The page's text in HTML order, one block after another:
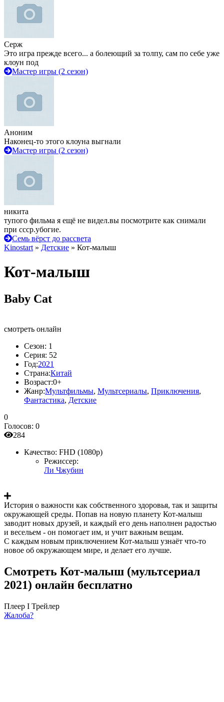
Серж
Это игра прежде всего... а болеющий за толпу, сам по себе уже
клоун под
Мастер игры (2 сезон)
Аноним
Наконец-то этого клоуна выгнали
Мастер игры (2 сезон)
никита
тупого фильма я ещё не видел.вы посмотрите как снимали
при ссср.убогие.
Семь вёрст до рассвета
Kinostart » Детские » Кот-малыш
Кот-малыш
Baby Cat
смотреть онлайн
Сезон: 1
Серия: 52
Год:2021
Страна:Китай
Возраст:0+
Жанр:Мультфильмы, Мультсериалы, Приключения,
Фантастика, Детские
0
Голосов: 0
284
Качество: FHD (1080p)
Режиссер:
Ли Чжубин
История о важности как собственного здоровья, так и защиты
окружающей среды. Попав на новую планету Кот-малыш
заводит новых друзей, и каждый его день наполнен радостью
и весельем - он помогает им, и учит важным вещам.
С каждым новым приключением Кот-малыш узнаёт что-то
новое об окружающем мире, и делает его лучше.
Смотреть Кот-малыш (мультсериал
2021) онлайн бесплатно
Плеер I Трейлер
Жалоба?